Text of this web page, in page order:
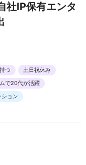
社IP保有エンタ
つ
土日祝休み
で20代が活躍
ョン